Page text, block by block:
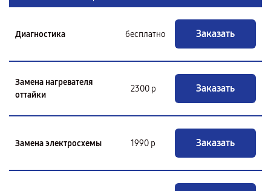
Диагностика бесплатно Заказать
Замена нагревателя
оттайки
2300 р Заказать
Замена электросхемы 1990 р Заказать